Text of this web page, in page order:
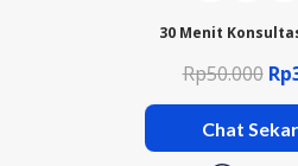
30 Menit
Rp50.000
Chat